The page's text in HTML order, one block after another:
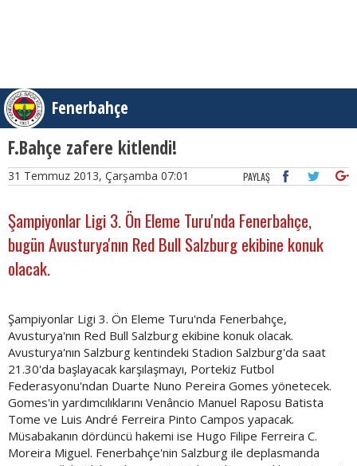
Fenerbahçe
F.Bahçe zafere kitlendi!
31 Temmuz 2013, Çarşamba 07:01 PAYLAŞ
Şampiyonlar Ligi 3. Ön Eleme Turu'nda Fenerbahçe,
bugün Avusturya'nın Red Bull Salzburg ekibine konuk
olacak.
Şampiyonlar Ligi 3. Ön Eleme Turu'nda Fenerbahçe,
Avusturya'nın Red Bull Salzburg ekibine konuk olacak.
Avusturya'nın Salzburg kentindeki Stadion Salzburg'da saat
21.30'da başlayacak karşılaşmayı, Portekiz Futbol
Federasyonu'ndan Duarte Nuno Pereira Gomes yönetecek.
Gomes'in yardımcılıklarını Venâncio Manuel Raposu Batista
Tome ve Luis André Ferreira Pinto Campos yapacak.
Müsabakanın dördüncü hakemi ise Hugo Filipe Ferreira C.
Moreira Miguel. Fenerbahçe'nin Salzburg ile deplasmanda